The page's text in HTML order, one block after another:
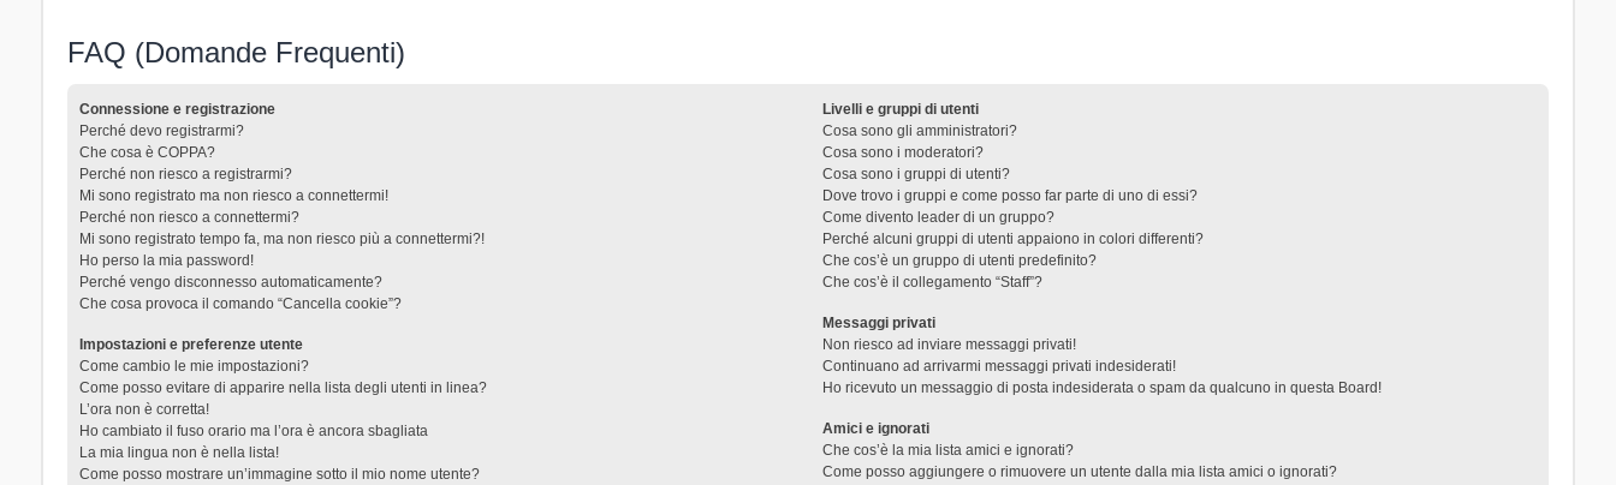
FAQ (Domande Frequenti)
Connessione e registrazione
Perché devo registrarmi?
Che cosa è COPPA?
Perché non riesco a registrarmi?
Mi sono registrato ma non riesco a connettermi!
Perché non riesco a connettermi?
Mi sono registrato tempo fa, ma non riesco più a connettermi?!
Ho perso la mia password!
Perché vengo disconnesso automaticamente?
Che cosa provoca il comando “Cancella cookie”?
Impostazioni e preferenze utente
Come cambio le mie impostazioni?
Come posso evitare di apparire nella lista degli utenti in linea?
L’ora non è corretta!
Ho cambiato il fuso orario ma l’ora è ancora sbagliata
La mia lingua non è nella lista!
Come posso mostrare un’immagine sotto il mio nome utente?
Livelli e gruppi di utenti
Cosa sono gli amministratori?
Cosa sono i moderatori?
Cosa sono i gruppi di utenti?
Dove trovo i gruppi e come posso far parte di uno di essi?
Come divento leader di un gruppo?
Perché alcuni gruppi di utenti appaiono in colori differenti?
Che cos’è un gruppo di utenti predefinito?
Che cos’è il collegamento “Staff”?
Messaggi privati
Non riesco ad inviare messaggi privati!
Continuano ad arrivarmi messaggi privati indesiderati!
Ho ricevuto un messaggio di posta indesiderata o spam da qualcuno in questa Board!
Amici e ignorati
Che cos’è la mia lista amici e ignorati?
Come posso aggiungere o rimuovere un utente dalla mia lista amici o ignorati?